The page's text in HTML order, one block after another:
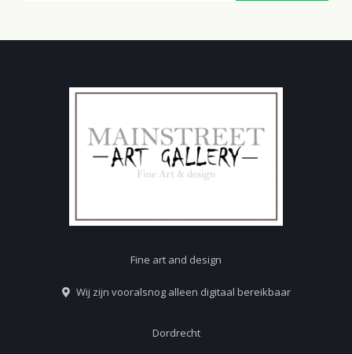
Fine art and design
Wij zijn vooralsnog alleen digitaal bereikbaar
Dordrecht